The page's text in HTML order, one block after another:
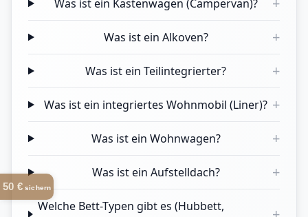
Was ist ein Kastenwagen (Campervan)?
Was ist ein Alkoven? +
Was ist ein Teilintegrierter? +
Was ist ein integriertes Wohnmobil (Liner)? +
Was ist ein Wohnwagen? +
Was ist ein Aufstelldach? +
Welche Bett-Typen gibt es (Hubbett,
50 €sichern